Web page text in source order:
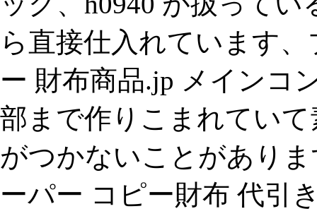
ら直接仕入れています
ー 財布商品.jp メインコ
部まで作りこまれてい
がつかないことがありま
ーパー コピー財布 代引